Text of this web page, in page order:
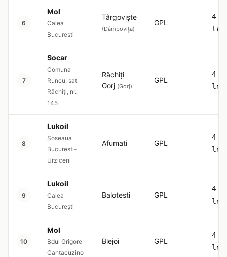
6
Mol
Calea
Bucuresti
Târgoviște
(Dâmbovița)
GPL
7
Socar
Comuna
Runcu, sat
Răchiți, nr.
145
Răchiți
Gorj (Gorj)
GPL
8
Lukoil
Şoseaua
Bucuresti-
Urziceni
Afumati GPL
9
Lukoil
Calea
București
Balotesti GPL
10
Mol
Bdul Grigore
Cantacuzino
Blejoi GPL